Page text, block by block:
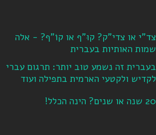
צד"י או צדי"ק? קוּ"ף או קוֹ"ף? - אלה
שמות האותיות בעברית
בעברית זה נשמע טוב יותר: תרגום עברי
לקדיש ולקטעי הארמית בתפילה ועוד
20 שנה או שנים? הינה הכלל!